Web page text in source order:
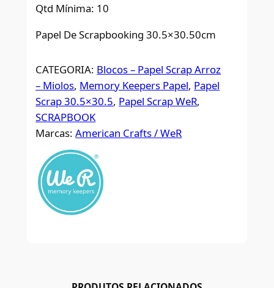
Qtd Mínima: 10
Papel De Scrapbooking 30.5×30.50cm
CATEGORIA: Blocos – Papel Scrap Arroz
– Miolos, Memory Keepers Papel, Papel
Scrap 30.5×30.5, Papel Scrap WeR
SCRAPBOOK
Marcas:American Crafts / WeR